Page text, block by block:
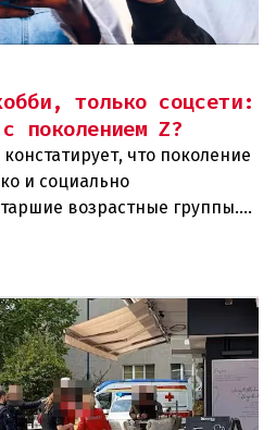
только соцсети:
поколением Z?
что поколение
и социально
возрастные группы.
основном в социальных
это явле